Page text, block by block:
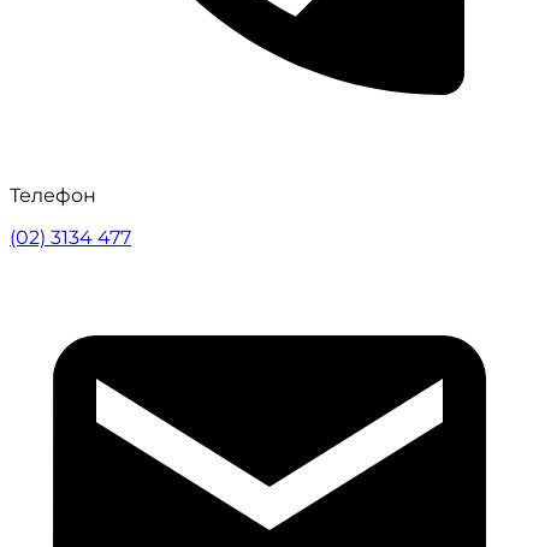
Телефон
(02) 3134 477